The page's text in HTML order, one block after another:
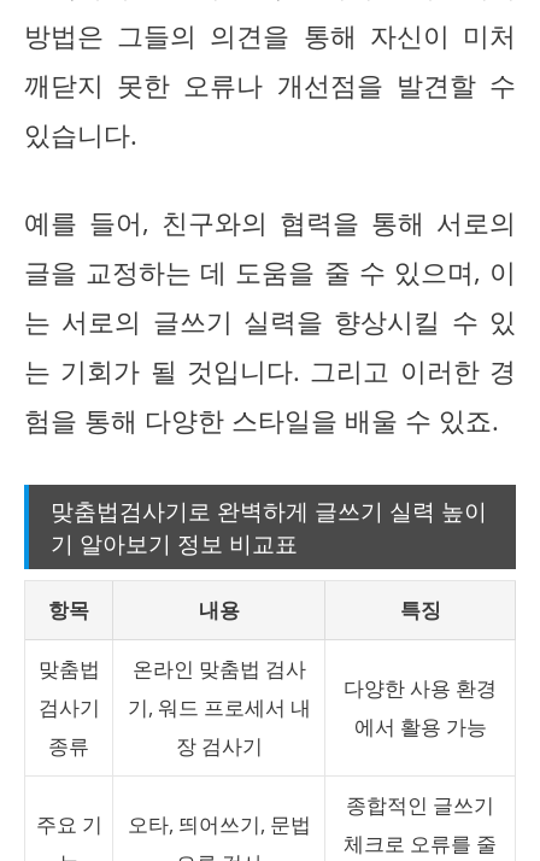
방법은 그들의 의견을 통해 자신이 미처
깨닫지 못한 오류나 개선점을 발견할 수
있습니다.
예를 들어, 친구와의 협력을 통해 서로의
글을 교정하는 데 도움을 줄 수 있으며, 이
는 서로의 글쓰기 실력을 향상시킬 수 있
는 기회가 될 것입니다. 그리고 이러한 경
험을 통해 다양한 스타일을 배울 수 있죠.
맞춤법검사기로 완벽하게 글쓰기 실력 높이
기 알아보기 정보 비교표
항목 내용 특징
맞춤법
검사기
종류
온라인 맞춤법 검사
기, 워드 프로세서 내
장 검사기
다양한 사용 환경
에서 활용 가능
주요 기
오타, 띄어쓰기, 문법
종합적인 글쓰기
체크로 오류를 줄